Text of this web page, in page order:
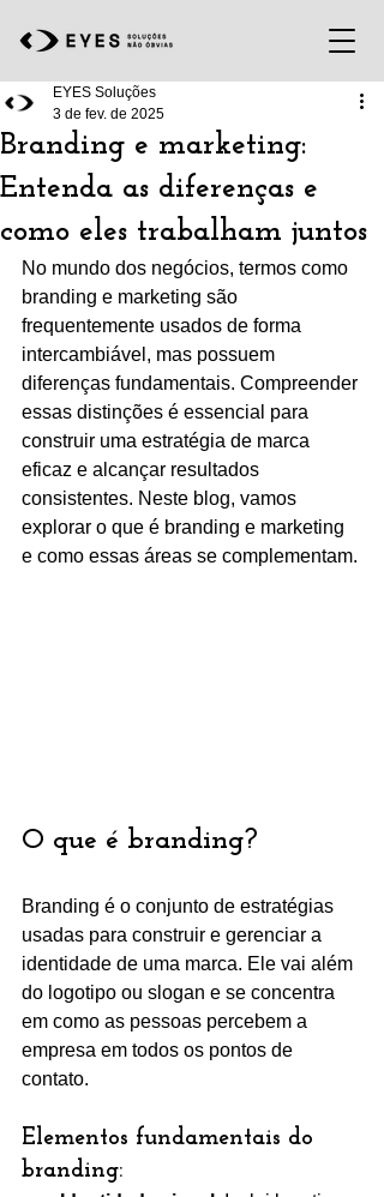
Branding e marketing:
Entenda as diferenças e
como eles trabalham juntos
EYES Soluções
3 de fev. de 2025
No mundo dos negócios, termos como
branding e marketing são
frequentemente usados de forma
intercambiável, mas possuem
diferenças fundamentais. Compreender
essas distinções é essencial para
construir uma estratégia de marca
eficaz e alcançar resultados
consistentes. Neste blog, vamos
explorar o que é branding e marketing
e como essas áreas se complementam.
O que é branding?
Branding é o conjunto de estratégias
usadas para construir e gerenciar a
identidade de uma marca. Ele vai além
do logotipo ou slogan e se concentra
em como as pessoas percebem a
empresa em todos os pontos de
contato.
Elementos fundamentais do
branding: